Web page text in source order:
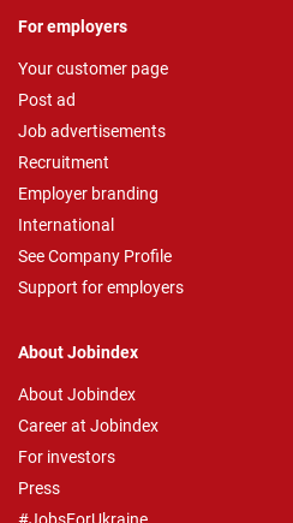
For employers
Your customer page
Post ad
Job advertisements
Recruitment
Employer branding
International
See Company Profile
Support for employers
About Jobindex
About Jobindex
Career at Jobindex
For investors
Press